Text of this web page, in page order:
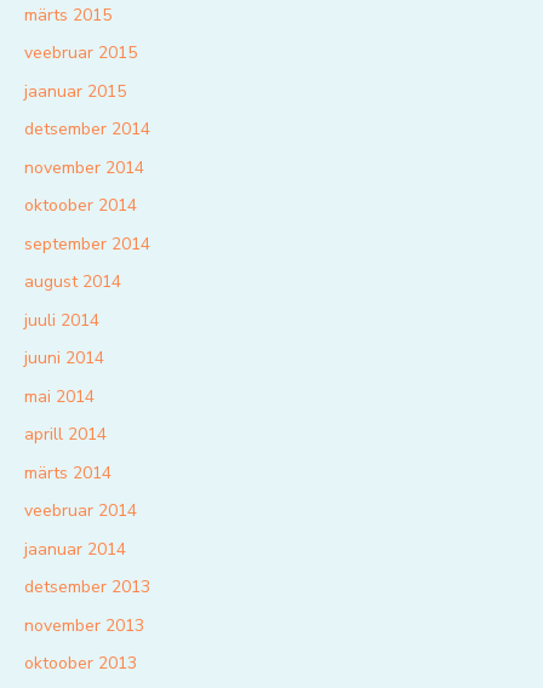
märts 2015
veebruar 2015
jaanuar 2015
detsember 2014
november 2014
oktoober 2014
september 2014
august 2014
juuli 2014
juuni 2014
mai 2014
aprill 2014
märts 2014
veebruar 2014
jaanuar 2014
detsember 2013
november 2013
oktoober 2013